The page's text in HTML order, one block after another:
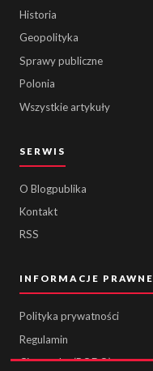
Historia
Geopolityka
Sprawy publiczne
Polonia
Wszystkie artykuły
SERWIS
O Blogpublika
Kontakt
RSS
INFORMACJE PRAWNE
Polityka prywatności
Regulamin
Ciasteczka (RODO)